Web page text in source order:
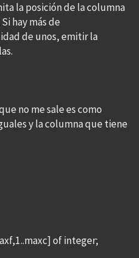
la posición de la columna
hay más de
de unos, emitir la
no me sale es como
y la columna que tiene
of integer;